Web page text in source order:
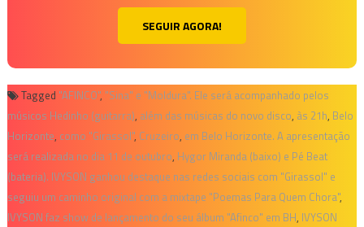
SEGUIR AGORA!
Tagged "AFINCO", "Sina" e "Moldura". Ele será acompanhado pelos
músicos Hedinho (guitarra), além das músicas do novo disco, às 21h, Belo
Horizonte, como "Girassol", Cruzeiro, em Belo Horizonte. A apresentação
será realizada no dia 11 de outubro, Hygor Miranda (baixo) e Pé Beat
(bateria). IVYSON ganhou destaque nas redes sociais com "Girassol" e
seguiu um caminho original com a mixtape "Poemas Para Quem Chora",
IVYSON faz show de lançamento do seu álbum "Afinco" em BH, IVYSON